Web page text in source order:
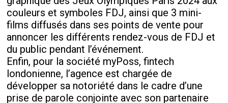
couleurs et symboles FDJ, ainsi que 3 mini-
films diffusés dans ses points de vente pour
annoncer les différents rendez-vous de FDJ et
du public pendant l’événement.
Enfin, pour la société myPoss, fintech
londonienne, l’agence est chargée de
développer sa notoriété dans le cadre d’une
prise de parole conjointe avec son partenaire